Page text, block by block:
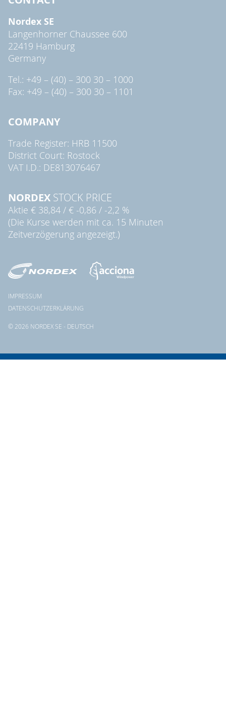
Nordex SE
Langenhorner Chaussee 600
22419 Hamburg
Germany
Tel.: +49 – (40) – 300 30 – 1000
Fax: +49 – (40) – 300 30 – 1101
COMPANY
Trade Register: HRB 11500
District Court: Rostock
VAT I.D.: DE813076467
NORDEX STOCK PRICE
Aktie € 38,84 / € -0,86 / -2,2 %
(Die Kurse werden mit ca. 15 Minuten
Zeitverzögerung angezeigt.)
© 2026 NORDEX SE - DEUTSCH
IMPRESSUM
DATENSCHUTZERKLÄRUNG